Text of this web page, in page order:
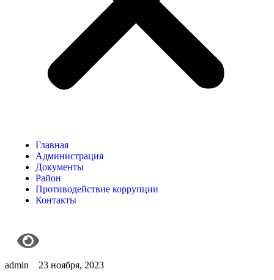
Главная
Администрация
Документы
Район
Противодействие коррупции
Контакты
admin
23 ноября, 2023